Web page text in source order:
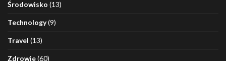
Środowisko (13)
Technology(9)
Travel (13)
Zdrowie(60)